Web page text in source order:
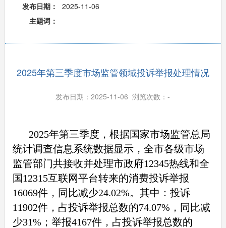
发布日期：
2025-11-06
主题词：
2025年第三季度市场监管领域投诉举报处理情况
发布日期：2025-11-06 浏览次数：-
2025年第三季度，根据国家市场监管总局
统计调查信息系统数据显示，全市各级市场
监管部门共接收并处理市政府12345热线和全
国12315互联网平台转来的消费投诉举报
16069件，同比减少24.02%。其中：投诉
11902件，占投诉举报总数的74.07% ，同比减
少31% ；举报4167件，占投诉举报总数的